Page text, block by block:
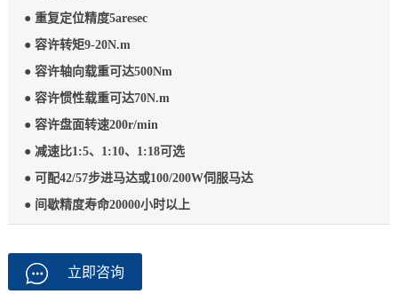
● 重复定位精度5aresec
● 容许转矩9-20N.m
● 容许轴向载重可达500Nm
● 容许惯性载重可达70N.m
● 容许盘面转速200r/min
● 减速比1:5、1:10、1:18可选
● 可配42/57步进马达或100/200W伺服马达
● 间歇精度寿命20000小时以上
立即咨询